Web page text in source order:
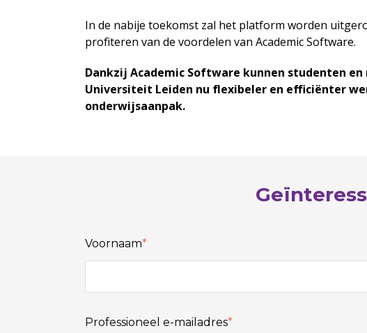
In de nabije toekomst zal het platform worden
profiteren van de voordelen van Academic Software.
Dankzij Academic Software kunnen studenten
Universiteit Leiden nu flexibeler en efficiënter
onderwijsaanpak.
Voornaam*
Professioneel e-mailadres*